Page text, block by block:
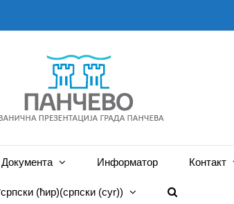
Документа Информатор Контакт
српски (ћир)(српски (cyr))